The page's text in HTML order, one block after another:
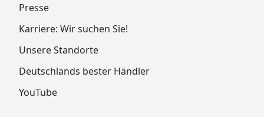
Presse
Karriere: Wir suchen Sie!
Unsere Standorte
Deutschlands bester Händler
YouTube